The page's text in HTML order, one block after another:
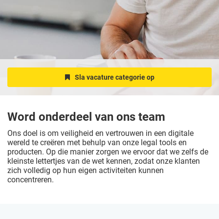
Sla vacature categorie op
Word onderdeel van ons team
Ons doel is om veiligheid en vertrouwen in een digitale
wereld te creëren met behulp van onze legal tools en
producten. Op die manier zorgen we ervoor dat we zelfs de
kleinste lettertjes van de wet kennen, zodat onze klanten
zich volledig op hun eigen activiteiten kunnen
concentreren.